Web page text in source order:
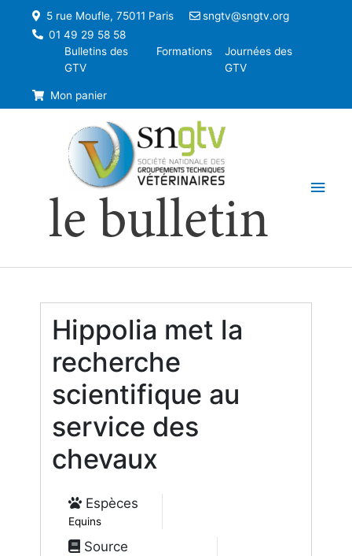
5 rue Moufle, 75011 Paris
sngtv@sngtv.org
01 49 29 58 58
Bulletins des
GTV
Formations
Journées des
GTV
Mon panier
le bulletin
Hippolia met la
recherche
scientifique au
service des
chevaux
Espèces
Equins
Source